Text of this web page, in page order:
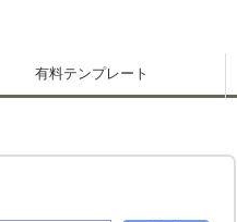
有料テンプレート